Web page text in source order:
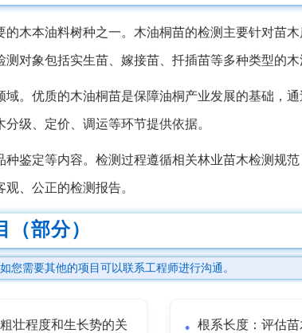
木本油料树种之一。木油桐苗的检测主要针对苗
对象包括实生苗、嫁接苗、扦插苗等多种类型的木
。优质的木油桐苗是保障油桐产业发展的基础，
级、定价、调运等环节提供依据。
鉴定等内容。检测过程遵循相关林业苗木检测规
、公正的检测报告。
（部分）
您需要其他的项目可以联系工程师进行沟通。
壮程度和生长势的关
根系长度：评估